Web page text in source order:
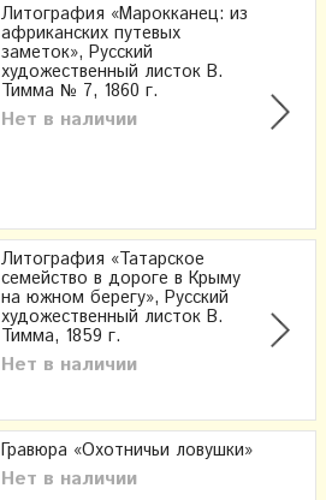
Литография «Марокканец: из
африканских путевых
заметок», Русский
художественный листок В.
Тимма № 7, 1860 г.
Нет в наличии
Литография «Татарское
семейство в дороге в Крыму
на южном берегу», Русский
художественный листок В.
Тимма, 1859 г.
Нет в наличии
Гравюра «Охотничьи ловушки»
Нет в наличии